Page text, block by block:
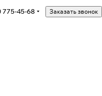
775-45-68 Заказать звонок